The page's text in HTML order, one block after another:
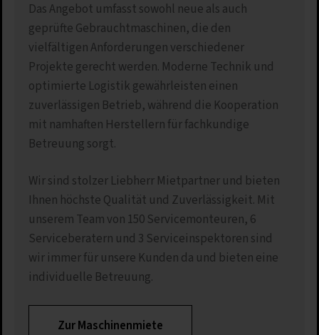
Das Angebot umfasst sowohl neue als auch
geprüfte Gebrauchtmaschinen, die den
vielfältigen Anforderungen verschiedener
Projekte gerecht werden. Moderne Technik und
optimierte Logistik gewährleisten einen
zuverlässigen Betrieb, während die Kooperation
mit namhaften Herstellern für fachkundige
Betreuung sorgt.
Wir sind stolzer Liebherr Mietpartner und bieten
Ihnen höchste Qualität und Zuverlässigkeit. Mit
unserem Team von 150 Servicemonteuren, 6
Serviceberatern und 3 Serviceinspektoren sind
wir immer für unsere Kunden da und bieten eine
individuelle Betreuung.
Zur Maschinenmiete